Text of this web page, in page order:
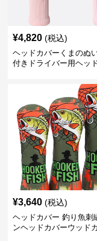
¥4,820 (税込)
ヘッドカバーくまのぬ
付きドライバー用ヘッ
¥3,640 (税込)
ヘッドカバー 釣り魚刺
ンヘッドカバーウッド